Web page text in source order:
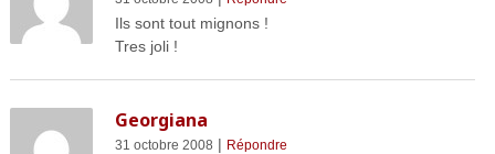
Ils sont tout mignons !
Tres joli !
Georgiana
31 octobre 2008 | Répondre